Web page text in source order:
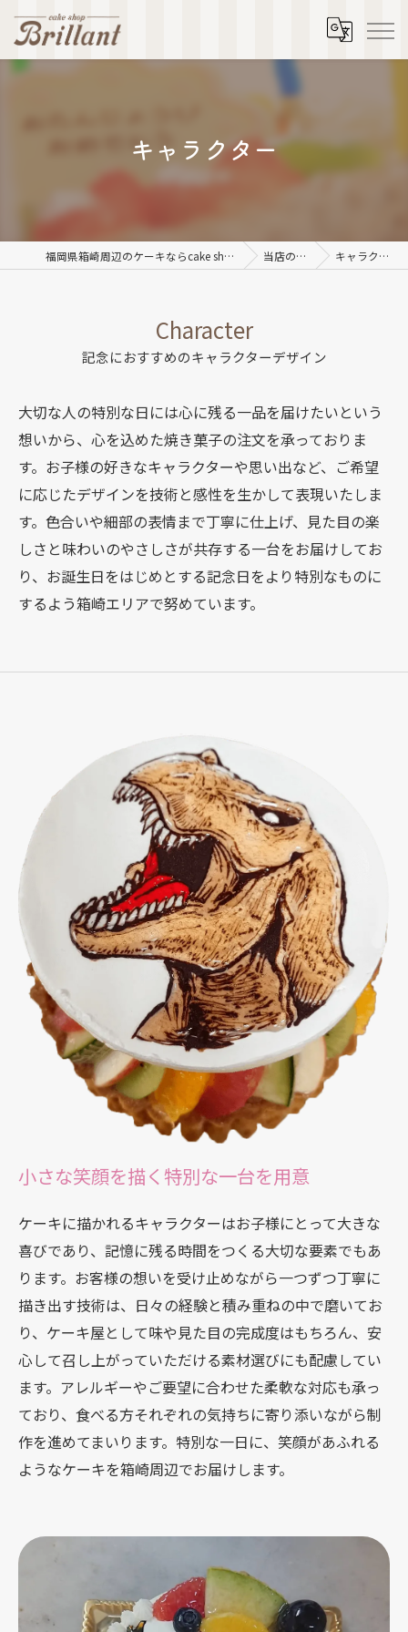
キャラクター
福岡県箱崎周辺のケーキならcake shop Brillant 当店の特徴 キャラクター
記念におすすめのキャラクターデザイン
Character
大切な人の特別な日には心に残る一品を届けたいという
想いから、心を込めた焼き菓子の注文を承っておりま
す。お子様の好きなキャラクターや思い出など、ご希望
に応じたデザインを技術と感性を生かして表現いたしま
す。色合いや細部の表情まで丁寧に仕上げ、見た目の楽
しさと味わいのやさしさが共存する一台をお届けしてお
り、お誕生日をはじめとする記念日をより特別なものに
するよう箱崎エリアで努めています。
小さな笑顔を描く特別な一台を用意
ケーキに描かれるキャラクターはお子様にとって大きな
喜びであり、記憶に残る時間をつくる大切な要素でもあ
ります。お客様の想いを受け止めながら一つずつ丁寧に
描き出す技術は、日々の経験と積み重ねの中で磨いてお
り、ケーキ屋として味や見た目の完成度はもちろん、安
心して召し上がっていただける素材選びにも配慮してい
ます。アレルギーやご要望に合わせた柔軟な対応も承っ
ており、食べる方それぞれの気持ちに寄り添いながら制
作を進めてまいります。特別な一日に、笑顔があふれる
ようなケーキを箱崎周辺でお届けします。